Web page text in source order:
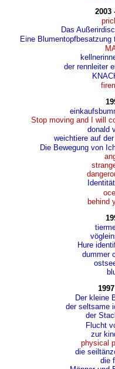
2003
Das
Eine Blumentopfbesatzung
der rennleiter
Stop moving and I will
donald
weichtiere auf
Die Bewegung von
behind
Hure
dummer
Der kleine
der seltsame
der
Flucht
zur
physical
die
die